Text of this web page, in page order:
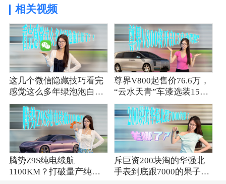
相关视频
这几个微信隐藏技巧看完
感觉这么多年绿泡泡白用
了？！
尊界V800起售价76.6万，
“云水天青”车漆选装15
万？
腾势Z9S纯电续航
1100KM？打破量产纯电
斥巨资200块淘的华强北
手表到底跟7000的果子差